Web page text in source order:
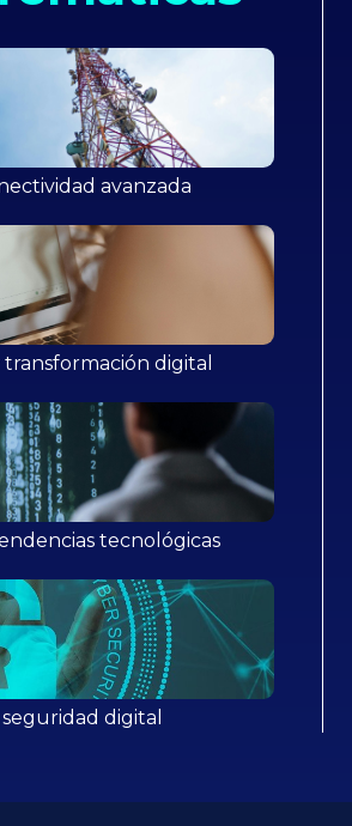
avanzada
digital
tecnológicas
digital